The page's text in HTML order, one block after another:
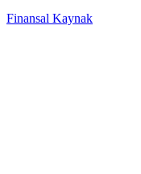
Finansal Kaynak